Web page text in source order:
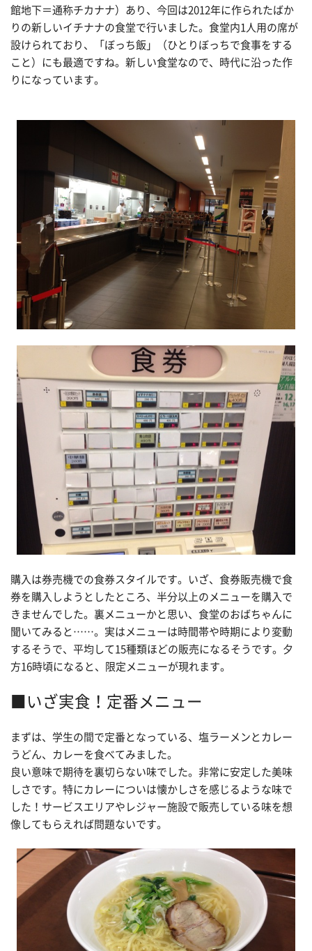
館地下＝通称チカナナ）あり、今回は2012年に作られたばか
りの新しいイチナナの食堂で行いました。食堂内1人用の席が
設けられており、「ぼっち飯」（ひとりぼっちで食事をする
こと）にも最適ですね。新しい食堂なので、時代に沿った作
りになっています。
購入は券売機での食券スタイルです。いざ、食券販売機で食
券を購入しようとしたところ、半分以上のメニューを購入で
きませんでした。裏メニューかと思い、食堂のおばちゃんに
聞いてみると……。実はメニューは時間帯や時期により変動
するそうで、平均して15種類ほどの販売になるそうです。夕
方16時頃になると、限定メニューが現れます。
■いざ実食！定番メニュー
まずは、学生の間で定番となっている、塩ラーメンとカレー
うどん、カレーを食べてみました。
良い意味で期待を裏切らない味でした。非常に安定した美味
しさです。特にカレーについは懐かしさを感じるような味で
した！サービスエリアやレジャー施設で販売している味を想
像してもらえれば問題ないです。